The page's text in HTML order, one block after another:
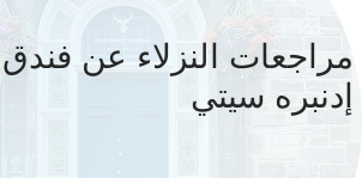
مراجعات النزلاء عن فندق
إدنبره سيتي